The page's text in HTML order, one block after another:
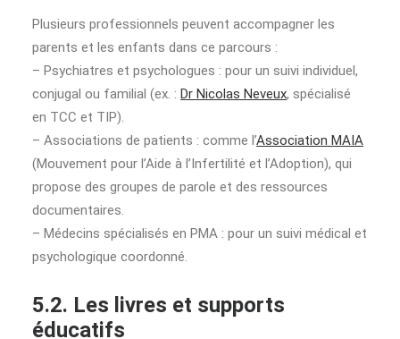
Plusieurs professionnels peuvent accompagner les
parents et les enfants dans ce parcours :
– Psychiatres et psychologues : pour un suivi individuel,
conjugal ou familial (ex. : Dr Nicolas Neveux, spécialisé
en TCC et TIP).
– Associations de patients : comme l’Association MAIA
(Mouvement pour l’Aide à l’Infertilité et l’Adoption), qui
propose des groupes de parole et des ressources
documentaires.
– Médecins spécialisés en PMA : pour un suivi médical et
psychologique coordonné.
5.2. Les livres et supports
éducatifs